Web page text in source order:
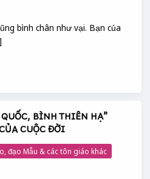
bình chân như vại. Bạn của
BÌNH THIÊN HẠ”
CUỘC ĐỜI
đạo Mẫu & các tôn giáo khác